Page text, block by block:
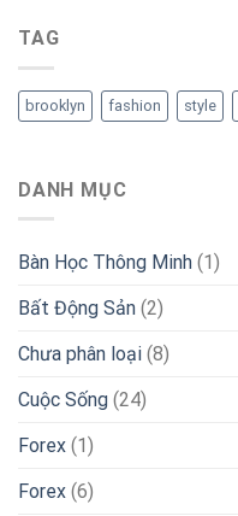
TAG
brooklyn fashion style
DANH MỤC
Bàn Học Thông Minh (1)
Bất Động Sản (2)
Chưa phân loại (8)
Cuộc Sống (24)
Forex (1)
Forex (6)